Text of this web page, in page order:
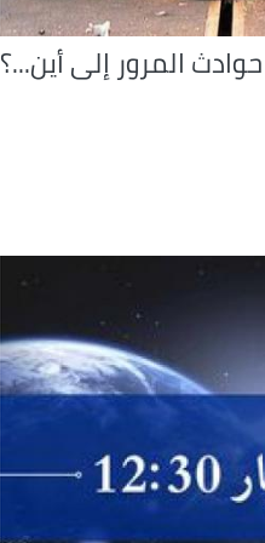
حوادث المرور إلى أين...؟